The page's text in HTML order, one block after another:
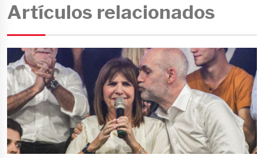
Artículos relacionados